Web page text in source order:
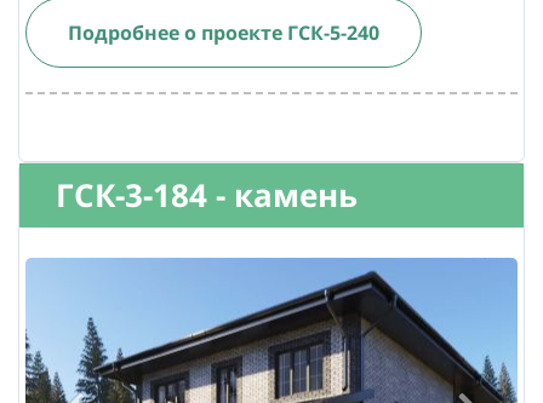
Подробнее о проекте ГСК-5-240
ГСК-3-184 - камень